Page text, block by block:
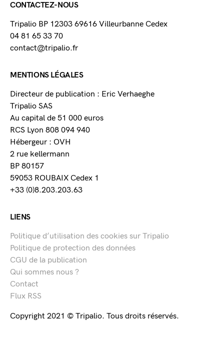
CONTACTEZ-NOUS
Tripalio BP 12303 69616 Villeurbanne Cedex
04 81 65 33 70
contact@tripalio.fr
MENTIONS LÉGALES
Directeur de publication : Eric Verhaeghe
Tripalio SAS
Au capital de 51 000 euros
RCS Lyon 808 094 940
Hébergeur : OVH
2 rue kellermann
BP 80157
59053 ROUBAIX Cedex 1
+33 (0)8.203.203.63
LIENS
Politique d’utilisation des cookies sur Tripalio
Politique de protection des données
CGU de la publication
Qui sommes nous ?
Contact
Flux RSS
Copyright 2021 © Tripalio. Tous droits réservés.